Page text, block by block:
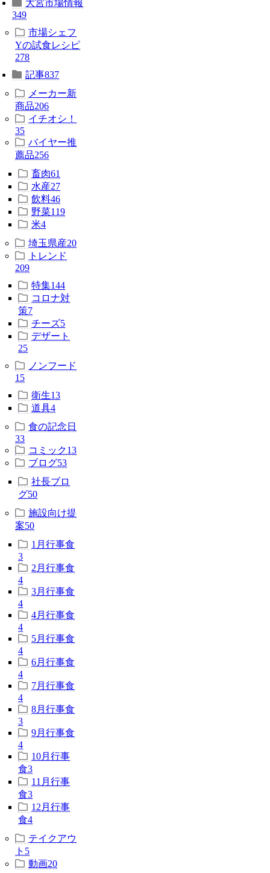
大宮市場情報
349
市場シェフ
Yの試食レシピ
278
記事837
メーカー新
商品206
イチオシ！
35
バイヤー推
薦品256
畜肉61
水産27
飲料46
野菜119
米4
埼玉県産20
トレンド
209
特集144
コロナ対
策7
チーズ5
デザート
25
ノンフード
15
衛生13
道具4
食の記念日
33
コミック13
ブログ53
社長ブロ
グ50
施設向け提
案50
1月行事食
3
2月行事食
4
3月行事食
4
4月行事食
4
5月行事食
4
6月行事食
4
7月行事食
4
8月行事食
3
9月行事食
4
10月行事
食3
11月行事
食3
12月行事
食4
テイクアウ
ト 5
動画20